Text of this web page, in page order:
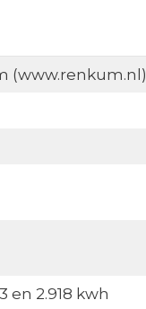
(www.renkum.nl)
en 2.918 kwh